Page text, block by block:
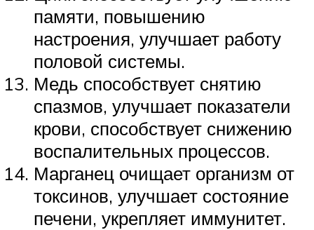
памяти, повышению
настроения, улучшает работу
половой системы.
Медь способствует снятию
спазмов, улучшает показатели
крови, способствует снижению
воспалительных процессов.
Марганец очищает организм от
токсинов, улучшает состояние
печени, укрепляет иммунитет.